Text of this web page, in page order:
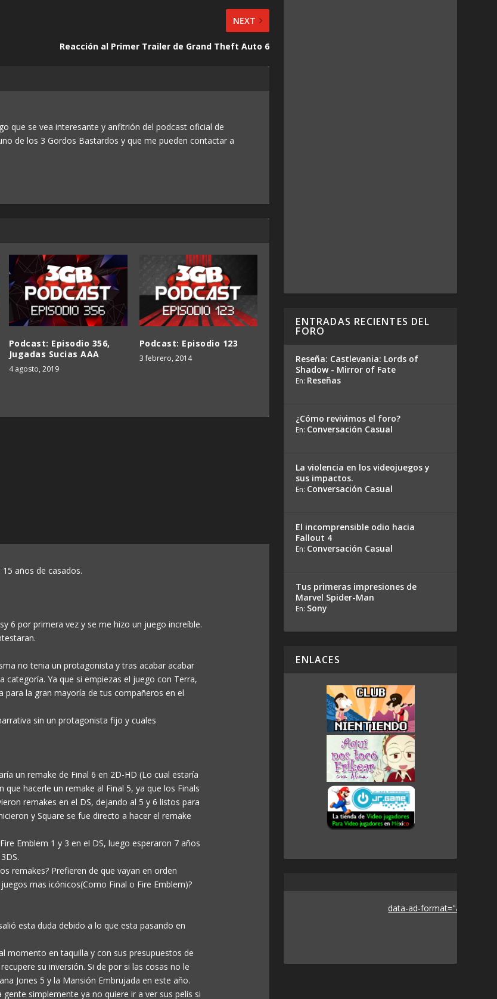
NEXT
Reacción al Primer Trailer de Grand Theft Auto 6
que se vea interesante y anfitrión del podcast oficial de
de los 3 Gordos Bastardos y que me pueden contactar a
Podcast: Episodio 356,
Jugadas Sucias AAA
4 agosto, 2019
Podcast: Episodio 123
3 febrero, 2014
años de casados.
6 por primera vez y se me hizo un juego increíble.
no tenia un protagonista y tras acabar acabar
categoría. Ya que si empiezas el juego con Terra,
la gran mayoría de tus compañeros en el
sin un protagonista fijo y cuales
un remake de Final 6 en 2D-HD (Lo cual estaría
hacerle un remake al Final 5, ya que los Finals
remakes en el DS, dejando al 5 y 6 listos para
y Square se fue directo a hacer el remake
Emblem 1 y 3 en el DS, luego esperaron 7 años
remakes? Prefieren de que vayan en orden
mas icónicos(Como Final o Fire Emblem)?
esta duda debido a lo que esta pasando en
momento en taquilla y con sus presupuestos de
su inversión. Si de por si las cosas no le
Jones 5 y la Mansión Embrujada en este año.
simplemente ya no quiere ir a ver sus pelis si
ENTRADAS RECIENTES DEL
FORO
Reseña: Castlevania: Lords of
Shadow - Mirror of Fate
En: Reseñas
¿Cómo revivimos el foro?
En: Conversación Casual
La violencia en los videojuegos y
sus impactos.
En: Conversación Casual
El incomprensible odio hacia
Fallout 4
En: Conversación Casual
Tus primeras impresiones de
Marvel Spider-Man
En: Sony
ENLACES
data-ad-format="auto">